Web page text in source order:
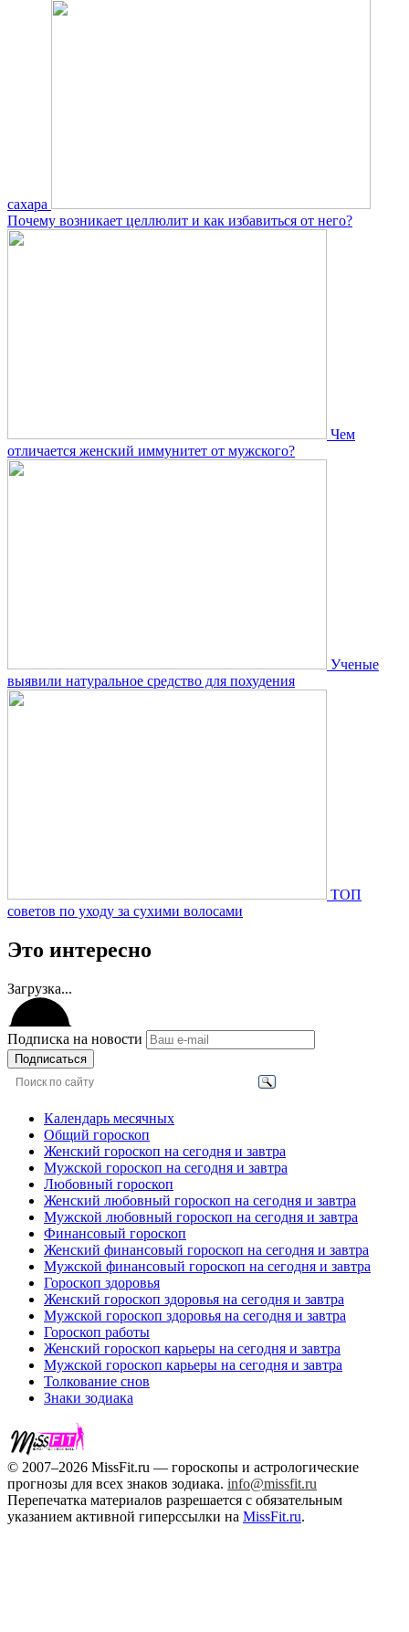
сахара
Почему возникает целлюлит и как избавиться от него?
Чем
отличается женский иммунитет от мужского?
Ученые
выявили натуральное средство для похудения
ТОП
советов по уходу за сухими волосами
Это интересно
Загрузка...
Подписка на новости
Подписаться
Календарь месячных
Общий гороскоп
Женский гороскоп на сегодня и завтра
Мужской гороскоп на сегодня и завтра
Любовный гороскоп
Женский любовный гороскоп на сегодня и завтра
Мужской любовный гороскоп на сегодня и завтра
Финансовый гороскоп
Женский финансовый гороскоп на сегодня и завтра
Мужской финансовый гороскоп на сегодня и завтра
Гороскоп здоровья
Женский гороскоп здоровья на сегодня и завтра
Мужской гороскоп здоровья на сегодня и завтра
Гороскоп работы
Женский гороскоп карьеры на сегодня и завтра
Мужской гороскоп карьеры на сегодня и завтра
Толкование снов
Знаки зодиака
© 2007–2026 MissFit.ru — гороскопы и астрологические
прогнозы для всех знаков зодиака. info@missfit.ru
Перепечатка материалов разрешается с обязательным
указанием активной гиперссылки на MissFit.ru.